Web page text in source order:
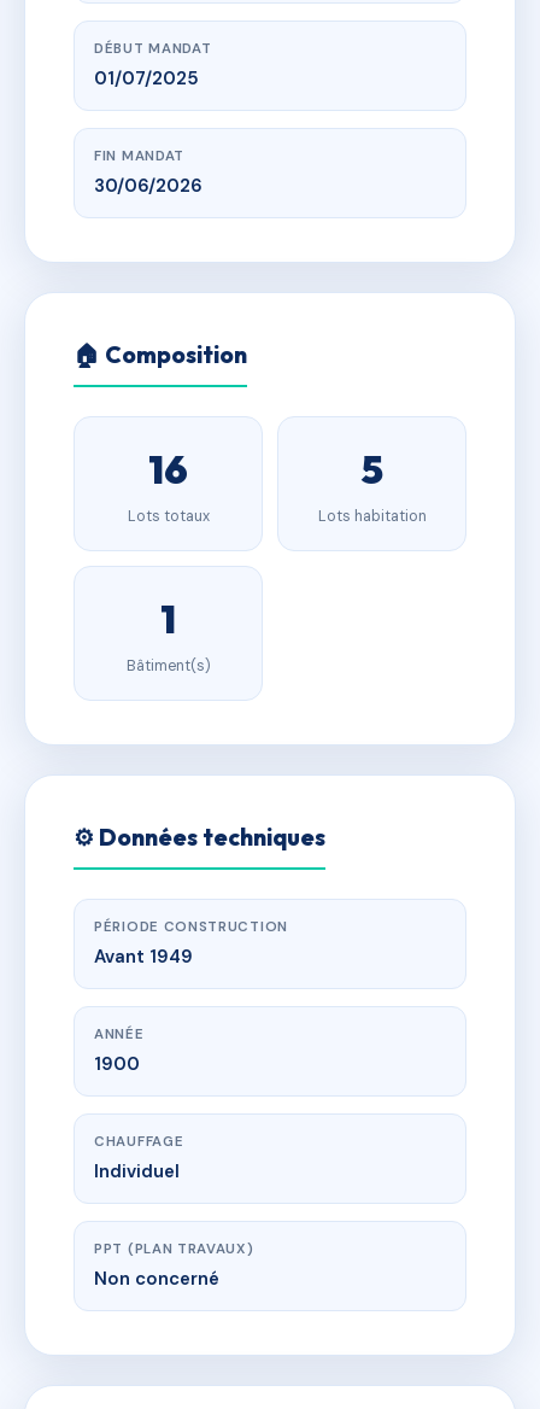
DÉBUT MANDAT
01/07/2025
FIN MANDAT
30/06/2026
🏠 Composition
16
Lots totaux
5
Lots habitation
1
Bâtiment(s)
⚙️ Données techniques
PÉRIODE CONSTRUCTION
Avant 1949
ANNÉE
1900
CHAUFFAGE
Individuel
PPT (PLAN TRAVAUX)
Non concerné